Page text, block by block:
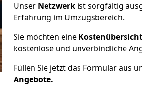
Unser Netzwerk ist sorgfältig
Erfahrung im Umzugsbereich.
Sie möchten eine
kostenlose und unverbindliche
Füllen Sie jetzt das Formular aus
Angebote.